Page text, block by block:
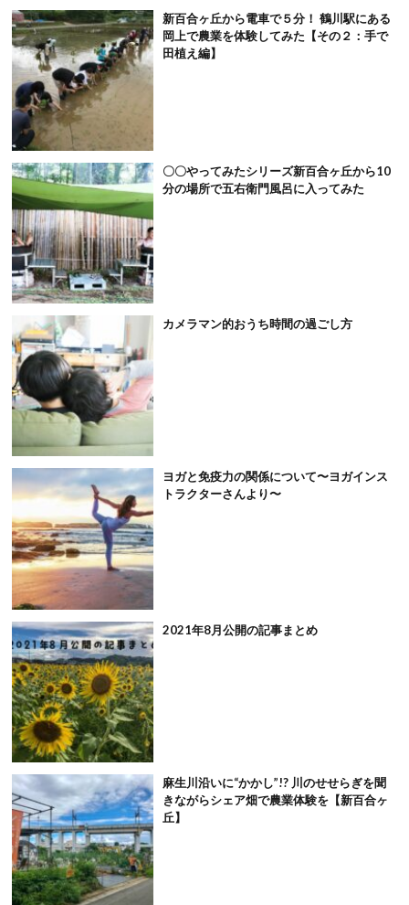
新百合ヶ丘から電車で５分！ 鶴川駅にある
岡上で農業を体験してみた【その２：手で
田植え編】
〇〇やってみたシリーズ新百合ヶ丘から10
分の場所で五右衛門風呂に入ってみた
カメラマン的おうち時間の過ごし方
ヨガと免疫力の関係について〜ヨガインス
トラクターさんより〜
2021年8月公開の記事まとめ
麻生川沿いに“かかし”!? 川のせせらぎを聞
きながらシェア畑で農業体験を【新百合ヶ
丘】